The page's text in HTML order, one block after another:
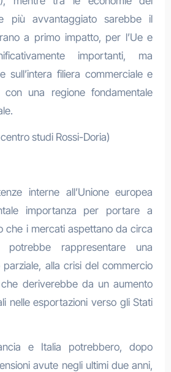
più avvantaggiato sarebbe il
a primo impatto, per l’Ue e
importanti, ma
sull’intera filiera commerciale e
una regione fondamentale
studi Rossi-Doria)
interne all’Unione europea
importanza per portare a
che i mercati aspettano da circa
rappresentare una
parziale, alla crisi del commercio
deriverebbe da un aumento
nelle esportazioni verso gli Stati
e Italia potrebbero, dopo
avute negli ultimi due anni,